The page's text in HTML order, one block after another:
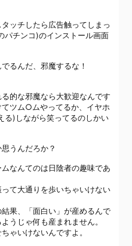
ッチしたら広告触ってしまっ
パチンコ)のインストール画面
るんだ、邪魔するな！
的な邪魔なら大歓迎なんです
ツム○ムやってるか、イヤホ
る)しながら笑ってるのしかい
うんだろか？
なんてのは日陰者の趣味であ
て大通りを歩いちゃいけない
果、「面白い」が産めるんで
うじゃ何も産まれません。
ゃいけないんですよ。